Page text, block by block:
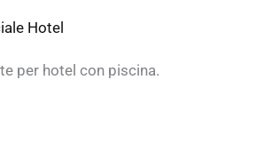
Hotel
per hotel con piscina.